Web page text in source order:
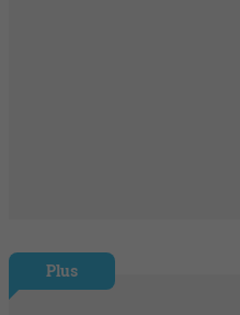
Plus